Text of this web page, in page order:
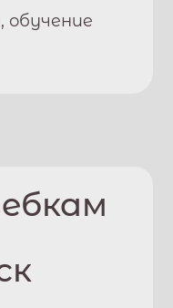
обучение